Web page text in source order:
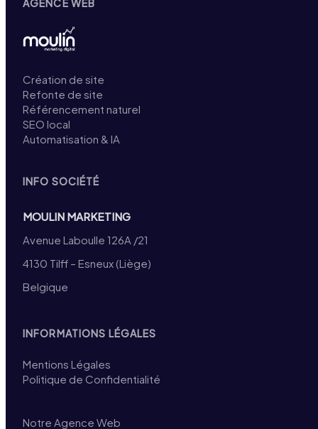
AGENCE WEB
Création de site
Refonte de site
Référencement naturel
SEO local
Automatisation & IA
INFO SOCIÉTÉ
MOULIN MARKETING
Avenue Laboulle 126A /21
4130 Tilff – Esneux (Liège)
Belgique
INFORMATIONS LÉGALES
Mentions Légales
Politique de Confidentialité
Notre Agence Web